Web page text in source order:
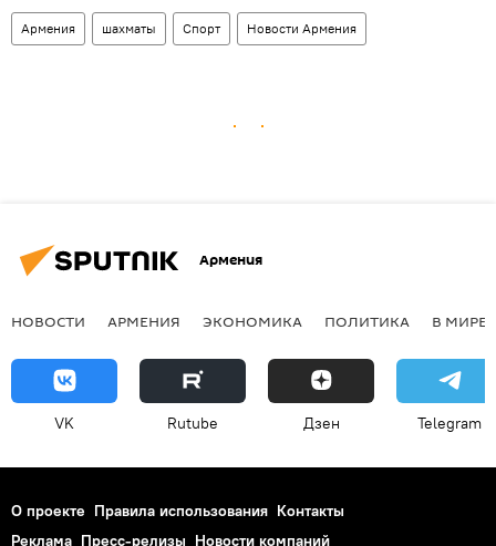
Армения шахматы Спорт Новости Армения
Армения
НОВОСТИ АРМЕНИЯ ЭКОНОМИКА ПОЛИТИКА В МИРЕ
VK Rutube Дзен Telegram
О проекте Правила использования Контакты
Реклама Пресс-релизы Новости компаний